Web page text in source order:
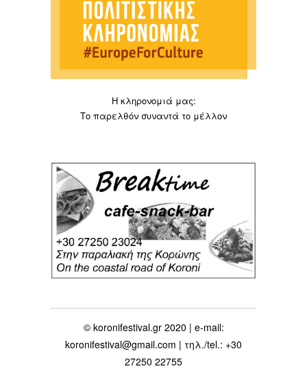
Η κληρονομιά μας:
Το παρελθόν συναντά το μέλλον
© koronifestival.gr 2020 | e-mail:
koronifestival@gmail.com | τηλ./tel.: +30
27250 22755